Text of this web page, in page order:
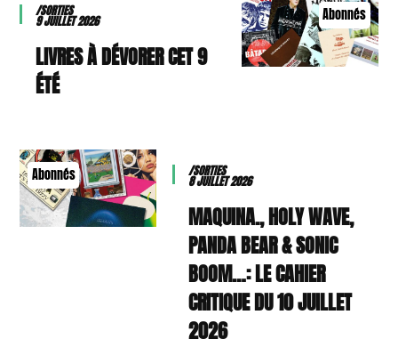
Abonnés
/SORTIES
9 JUILLET 2026
9 LIVRES À DÉVORER CET
ÉTÉ
Abonnés /SORTIES
8 JUILLET 2026
MAQUINA., HOLY WAVE,
PANDA BEAR & SONIC
BOOM…: LE CAHIER
CRITIQUE DU 10 JUILLET
2026